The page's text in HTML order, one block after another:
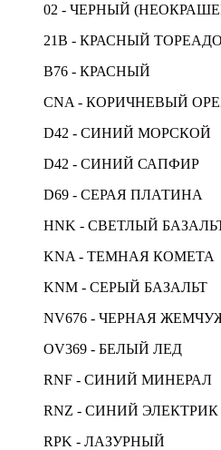
02 - ЧЕРНЫЙ
21B - КРАСНЫЙ
B76 - КРАСНЫЙ
CNA - КОРИЧНЕВЫЙ
D42 - СИНИЙ МОРСКОЙ
D42 - СИНИЙ САПФИР
D69 - CЕРАЯ ПЛАТИНА
HNK - СВЕТЛЫЙ
KNA - ТЕМНАЯ КОМЕТА
KNM - СЕРЫЙ БАЗАЛЬТ
NV676 - ЧЕРНАЯ
OV369 - БЕЛЫЙ ЛЕД
RNF - СИНИЙ МИНЕРАЛ
RNZ - СИНИЙ
RPK - ЛАЗУРНЫЙ